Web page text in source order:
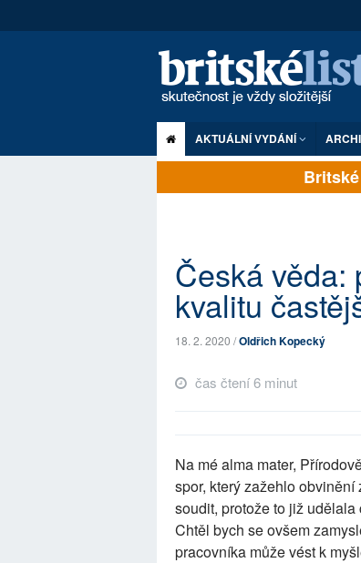
AKTUÁLNÍ VYDÁNÍ
Britské
Česká věda:
kvalitu
18. 2. 2020 /Oldřich Kopecký
čas čtení 6 minut
Na mé alma mater,
spor, který zažehlo
soudit, protože to již
Chtěl bych se ovšem
pracovníka může vést k